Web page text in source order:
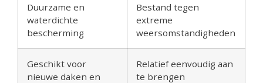
Duurzame en
waterdichte
bescherming
Bestand tegen
extreme
weersomstandigheden
Geschikt voor
nieuwe daken en
Relatief eenvoudig aan
te brengen